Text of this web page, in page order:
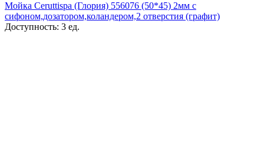
Мойка Ceruttispa (Глория) 556076 (50*45) 2мм с
сифоном,дозатором,коландером,2 отверстия (графит)
Доступность: 3 ед.